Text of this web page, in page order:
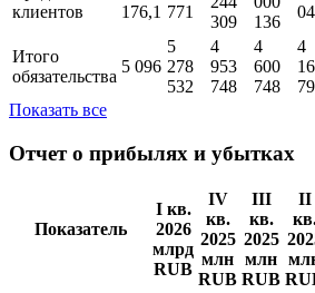
клиентов
176,1 771
309
136
Итого
обязательства
5 096
5
278
532
4
953
748
4
600
748
4
Показать все
Отчет о прибылях и убытках
Показатель
I кв.
2026
млрд
RUB
IV
кв.
2025
млн
RUB
III
кв.
2025
млн
RUB
II